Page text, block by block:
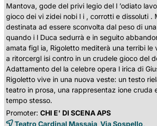
Mantova, gode del privi legio del l ’odiato
gioco dei vi zidei nobi l i , corrotti e dissoluti .
destinata ad essere sconvolta dal peso di
quando i l Duca sedurrà e in seguito
amata figl ia, Rigoletto mediterà una terribi le
a ritorcergl isi contro in un crudele gioco del
Adattamento del la celebre opera l irica di
Rigoletto vive in una nuova veste: un testo
teatro in prosa, una rappresentaz ione cruda
tempo stesso.
Promoter: CHI E' DI SCENA APS
Teatro Cardinal Massaia Via Sospello,